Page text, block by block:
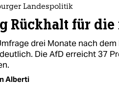
Landespolitik
Rückhalt für die
drei Monate nach
Die AfD erreicht 37
Alberti